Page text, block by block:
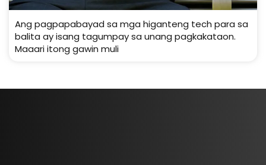
Ang pagpapabayad sa mga higanteng tech para sa
balita ay isang tagumpay sa unang pagkakataon.
Maaari itong gawin muli